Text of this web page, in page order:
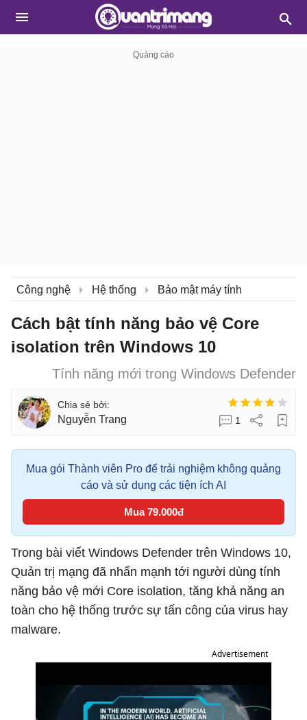
Công nghệ Hệ thống Bảo mật máy tính
Cách bật tính năng bảo vệ Core
isolation trên Windows 10
Tính năng mới trong Windows Defender
Nguyễn Trang 1
Mua gói Thành viên Pro để trải nghiệm không quảng
cáo và sử dụng các tiện ích AI
Mua 79.000đ
Trong bài viết Windows Defender trên Windows 10,
Quản trị mạng đã nhấn mạnh tới người dùng tính
năng bảo vệ mới Core isolation, tăng khả năng an
toàn cho hệ thống trước sự tấn công của virus hay
malware.
Advertisement